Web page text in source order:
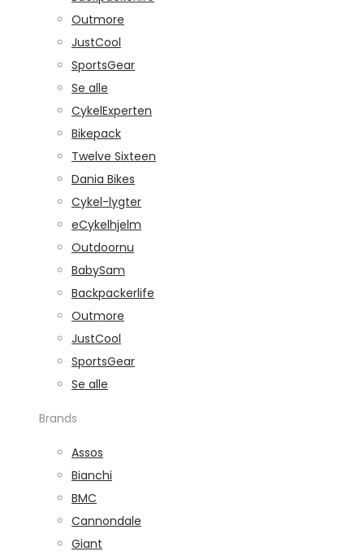
Outmore
JustCool
SportsGear
Se alle
CykelExperten
Bikepack
Twelve Sixteen
Dania Bikes
Cykel-lygter
eCykelhjelm
Outdoornu
BabySam
Backpackerlife
Outmore
JustCool
SportsGear
Se alle
Brands
Assos
Bianchi
BMC
Cannondale
Giant